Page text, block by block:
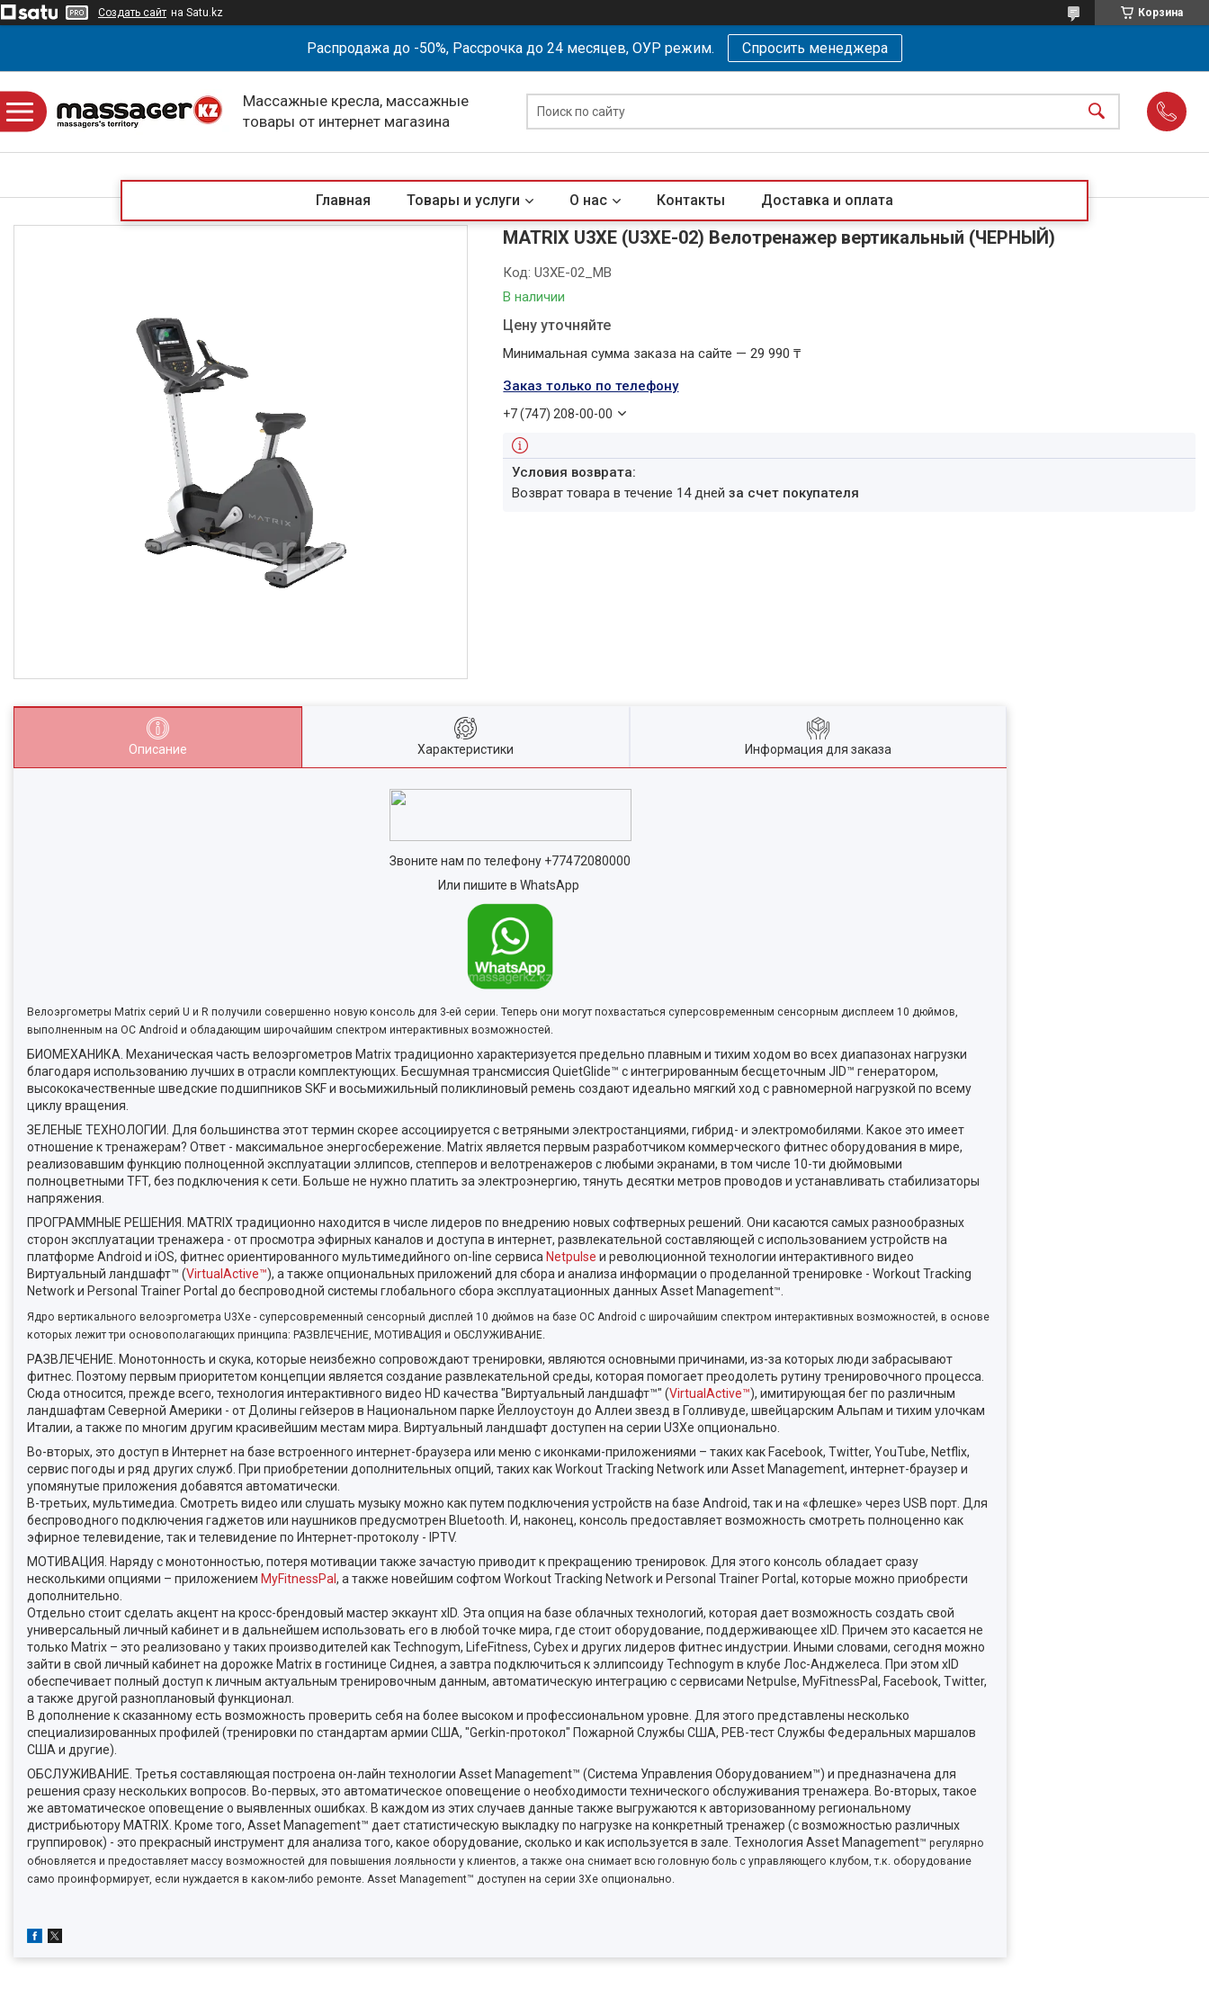
Создать сайт на Satu.kz Корзина
Распродажа до -50%, Рассрочка до 24 месяцев, ОУР режим. Спросить менеджера
Массажные кресла, массажные
товары от интернет магазина
Главная Товары и услуги О нас Контакты Доставка и оплата
MATRIX U3XE (U3XE-02) Велотренажер вертикальный (ЧЕРНЫЙ)
В наличии
Код:U3XE-02_MB
Цену уточняйте
Минимальная сумма заказа на сайте — 29 990 ₸
Заказ только по телефону
+7 (747) 208-00-00
возврат товара в течение 14 днейза счет покупателя
Описание Характеристики Информация для заказа
Звоните нам по телефону +77472080000
Или пишите в WhatsApp
Велоэргометры Matrix серий U и R получили совершенно новую консоль для 3-ей серии. Теперь они могут похвастаться суперсовременным сенсорным дисплеем 10 дюймов,
выполненным на ОС Android и обладающим широчайшим спектром интерактивных возможностей.
БИОМЕХАНИКА. Механическая часть велоэргометров Matrix традиционно характеризуется предельно плавным и тихим ходом во всех диапазонах нагрузки
благодаря использованию лучших в отрасли комплектующих. Бесшумная трансмиссия QuietGlide™ с интегрированным беcщеточным JID™ генератором,
высококачественные шведские подшипников SKF и восьмижильный поликлиновый ремень создают идеально мягкий ход с равномерной нагрузкой по всему
циклу вращения.
ЗЕЛЕНЫЕ ТЕХНОЛОГИИ. Для большинства этот термин скорее ассоциируется с ветряными электростанциями, гибрид- и электромобилями. Какое это имеет
отношение к тренажерам? Ответ - максимальное энергосбережение. Matrix является первым разработчиком коммерческого фитнес оборудования в мире,
реализовавшим функцию полноценной эксплуатации эллипсов, степперов и велотренажеров с любыми экранами, в том числе 10-ти дюймовыми
полноцветными TFT, без подключения к сети. Больше не нужно платить за электроэнергию, тянуть десятки метров проводов и устанавливать стабилизаторы
напряжения.
ПРОГРАММНЫЕ РЕШЕНИЯ. MATRIX традиционно находится в числе лидеров по внедрению новых софтверных решений. Они касаются самых разнообразных
сторон эксплуатации тренажера - от просмотра эфирных каналов и доступа в интернет, развлекательной составляющей с использованием устройств на
платформе Android и iOS, фитнес ориентированного мультимедийного on-line сервиса Netpulse и революционной технологии интерактивного видео
Виртуальный ландшафт™ (VirtualActive™), а также опциональных приложений для сбора и анализа информации о проделанной тренировке - Workout Tracking
Network и Personal Trainer Portal до беспроводной системы глобального сбора эксплуатационных данных Asset Management™
Ядро вертикального велоэргометра U3Xe - суперсовременный сенсорный дисплей 10 дюймов на базе ОС Android с широчайшим спектром интерактивных возможностей, в основе
которых лежит три основополагающих принципа: РАЗВЛЕЧЕНИЕ, МОТИВАЦИЯ и ОБСЛУЖИВАНИЕ.
РАЗВЛЕЧЕНИЕ. Монотонность и скука, которые неизбежно сопровождают тренировки, являются основными причинами, из-за которых люди забрасывают
фитнес. Поэтому первым приоритетом концепции является создание развлекательной среды, которая помогает преодолеть рутину тренировочного процесса.
Сюда относится, прежде всего, технология интерактивного видео HD качества "Виртуальный ландшафт™" (VirtualActive™), имитирующая бег по различным
ландшафтам Северной Америки - от Долины гейзеров в Национальном парке Йеллоустоун до Аллеи звезд в Голливуде, швейцарским Альпам и тихим улочкам
Италии, а также по многим другим красивейшим местам мира. Виртуальный ландшафт доступен на серии U3Xe опционально.
Во-вторых, это доступ в Интернет на базе встроенного интернет-браузера или меню с иконками-приложениями – таких как Facebook, Twitter, YouTube, Netflix,
сервис погоды и ряд других служб. При приобретении дополнительных опций, таких как Workout Tracking Network или Asset Management, интернет-браузер и
упомянутые приложения добавятся автоматически.
В-третьих, мультимедиа. Смотреть видео или слушать музыку можно как путем подключения устройств на базе Android, так и на «флешке» через USB порт. Для
беспроводного подключения гаджетов или наушников предусмотрен Bluetooth. И, наконец, консоль предоставляет возможность смотреть полноценно как
эфирное телевидение, так и телевидение по Интернет-протоколу - IPTV.
МОТИВАЦИЯ. Наряду с монотонностью, потеря мотивации также зачастую приводит к прекращению тренировок. Для этого консоль обладает сразу
несколькими опциями – приложением MyFitnessPal , а также новейшим софтом Workout Tracking Network и Personal Trainer Portal, которые можно приобрести
дополнительно.
Отдельно стоит сделать акцент на кросс-брендовый мастер эккаунт xID. Эта опция на базе облачных технологий, которая дает возможность создать свой
универсальный личный кабинет и в дальнейшем использовать его в любой точке мира, где стоит оборудование, поддерживающее xID. Причем это касается не
только Matrix – это реализовано у таких производителей как Technogym, LifeFitness, Cybex и других лидеров фитнес индустрии. Иными словами, сегодня можно
зайти в свой личный кабинет на дорожке Matrix в гостинице Сиднея, а завтра подключиться к эллипсоиду Technogym в клубе Лос-Анджелеса. При этом xID
обеспечивает полный доступ к личным актуальным тренировочным данным, автоматическую интеграцию с сервисами Netpulse, MyFitnessPal, Facebook, Twitter,
а также другой разноплановый функционал.
В дополнение к сказанному есть возможность проверить себя на более высоком и профессиональном уровне. Для этого представлены несколько
специализированных профилей (тренировки по стандартам армии США, "Gerkin-протокол" Пожарной Службы США, PEB-тест Службы Федеральных маршалов
США и другие).
ОБСЛУЖИВАНИЕ. Третья составляющая построена он-лайн технологии Asset Management™ (Система Управления Оборудованием™) и предназначена для
решения сразу нескольких вопросов. Во-первых, это автоматическое оповещение о необходимости технического обслуживания тренажера. Во-вторых, такое
же автоматическое оповещение о выявленных ошибках. В каждом из этих случаев данные также выгружаются к авторизованному региональному
дистрибьютору MATRIX. Кроме того, Asset Management™ дает статистическую выкладку по нагрузке на конкретный тренажер (с возможностью различных
группировок) - это прекрасный инструмент для анализа того, какое оборудование, сколько и как используется в зале. Технология Asset Management™ регулярно
обновляется и предоставляет массу возможностей для повышения лояльности у клиентов, а также она снимает всю головную боль с управляющего клубом, т.к. оборудование
само проинформирует, если нуждается в каком-либо ремонте. Asset Management™ доступен на серии 3Xe опционально.